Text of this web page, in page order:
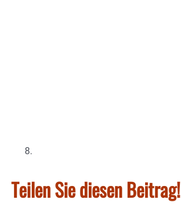
Teilen Sie diesen Beitrag!